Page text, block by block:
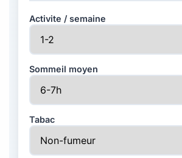
Activite / semaine
Sommeil moyen
Tabac